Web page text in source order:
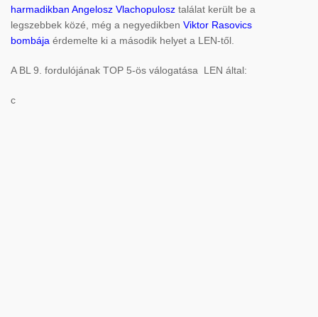
harmadikban Angelosz Vlachopulosz találat került be a
legszebbek közé, még a negyedikben Viktor Rasovics
bombája érdemelte ki a második helyet a LEN-től.
A BL 9. fordulójának TOP 5-ös válogatása LEN által:
c